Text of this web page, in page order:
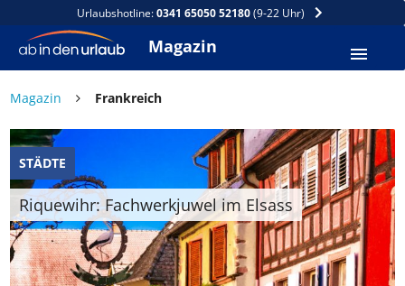
Urlaubshotline:0341 65050 52180(9-22 Uhr)
Magazin
Magazin Frankreich
STÄDTE
Riquewihr: Fachwerkjuwel im Elsass